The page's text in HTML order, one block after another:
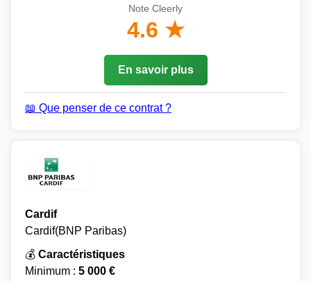
Note Cleerly
4.6 ★
En savoir plus
📖 Que penser de ce contrat ?
Cardif
Cardif(BNP Paribas)
💰 Caractéristiques
Minimum : 5 000 €